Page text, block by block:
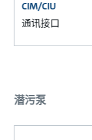
CIM/CIU
通讯接口
潜污泵